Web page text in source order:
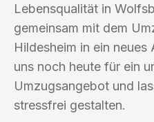
Lebensqualität in
gemeinsam mit dem
Hildesheim in ein
uns noch heute für ein
Umzugsangebot und
stressfrei gestalten.